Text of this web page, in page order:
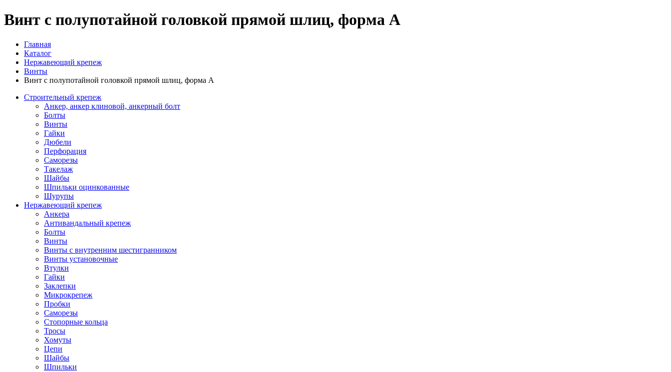
Винт с полупотайной головкой прямой шлиц, форма А
Главная
Каталог
Нержавеющий крепеж
Винты
Винт с полупотайной головкой прямой шлиц, форма А
Строительный крепеж
Анкер, анкер клиновой, анкерный болт
Болты
Винты
Гайки
Дюбели
Перфорация
Саморезы
Такелаж
Шайбы
Шпильки оцинкованные
Шурупы
Нержавеющий крепеж
Анкера
Антивандальный крепеж
Болты
Винты
Винты с внутренним шестигранником
Винты установочные
Втулки
Гайки
Заклепки
Микрокрепеж
Пробки
Саморезы
Стопорные кольца
Тросы
Хомуты
Цепи
Шайбы
Шпильки